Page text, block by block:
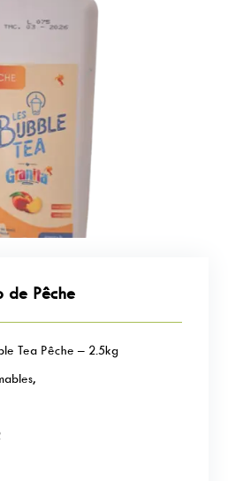
de Pêche
Tea Pêche – 2.5kg